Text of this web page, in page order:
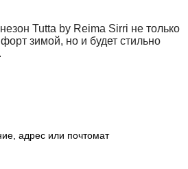
Tutta by Reima Sirri не только
зимой, но и будет стильно
адрес или почтомат